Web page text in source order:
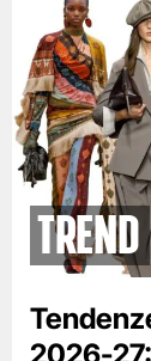
Trend